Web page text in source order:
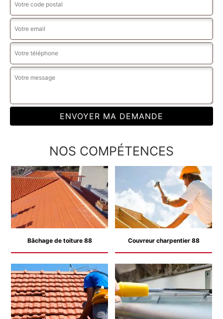
NOS COMPÉTENCES
Bâchage de toiture 88 Couvreur charpentier 88